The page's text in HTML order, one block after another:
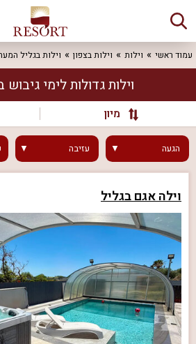
עמוד ראשי וילות וילות בצפון וילות בגליל
וילות גדולות לימי גיבוש
מיון
הגעה עזיבה
וילה אגם בגליל